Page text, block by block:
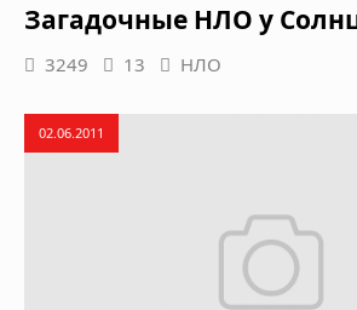
Загадочные НЛО у
3249 13 НЛО
02.06.2011